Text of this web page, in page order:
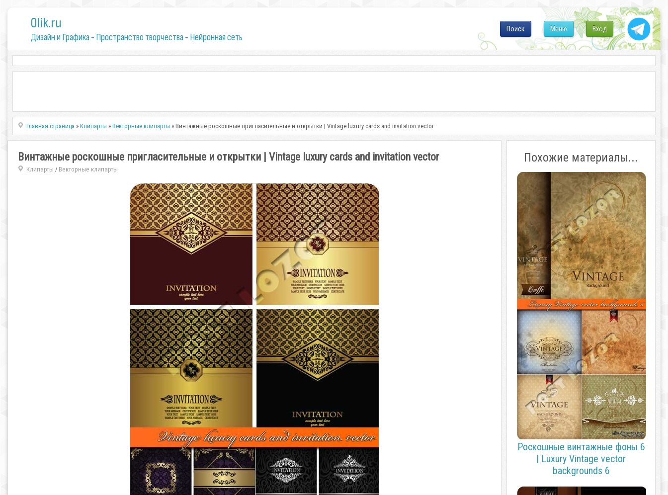
0lik.ru
Дизайн и Графика - Пространство творчества - Нейронная сеть
Вход
Меню
Поиск
Главная страница »Клипарты »Векторные клипарты » Винтажные роскошные пригласительные и открытки | Vintage luxury cards and invitation vector
Винтажные роскошные пригласительные и открытки | Vintage luxury cards and invitation vector
Клипарты / Векторные клипарты
Похожие материалы...
Роскошные винтажные фоны 6
| Luxury Vintage vector
backgrounds 6